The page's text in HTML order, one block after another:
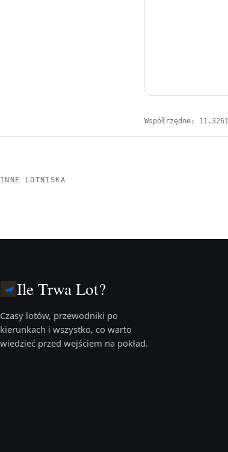
Współrzędne:
INNE LOTNISKA
Ile Trwa Lot?
Czasy lotów, przewodniki po
kierunkach i wszystko, co warto
wiedzieć przed wejściem na pokład.